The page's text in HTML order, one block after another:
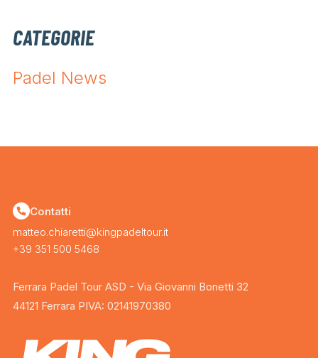
CATEGORIE
Padel News
Contatti
matteo.chiaretti@kingpadeltour.it
+39 351 500 5468
Ferrara Padel Tour ASD - Via Giovanni Bonetti 32
44121 Ferrara PIVA: 02141970380